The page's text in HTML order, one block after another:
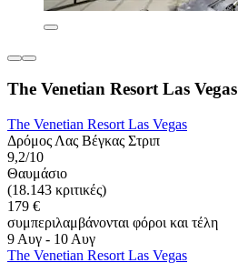
The Venetian Resort Las Vegas
The Venetian Resort Las Vegas
Δρόμος Λας Βέγκας Στριπ
9,2/10
Θαυμάσιο
(18.143 κριτικές)
179 €
συμπεριλαμβάνονται φόροι και τέλη
9 Αυγ - 10 Αυγ
The Venetian Resort Las Vegas